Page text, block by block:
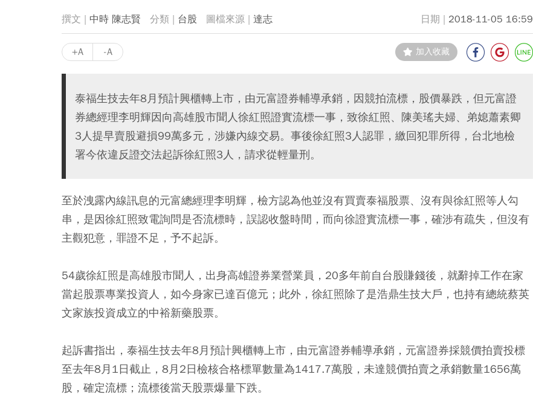
中時 陳志賢 台股 達志 2018-11-05 16:59
+A -A 加入收藏
泰福生技去年8月預計興櫃轉上市，由元富證券輔導承銷，因競拍流標，股價暴跌，但元富證
券總經理李明輝因向高雄股市聞人徐紅照證實流標一事，致徐紅照、陳美瑤夫婦、弟媳蕭素卿
3人提早賣股避損99萬多元，涉嫌內線交易。事後徐紅照3人認罪，繳回犯罪所得，台北地檢
署今依違反證交法起訴徐紅照3人，請求從輕量刑。
至於洩露內線訊息的元富總經理李明輝，檢方認為他並沒有買賣泰福股票、沒有與徐紅照等人勾
串，是因徐紅照致電詢問是否流標時，誤認收盤時間，而向徐證實流標一事，確涉有疏失，但沒有
主觀犯意，罪證不足，予不起訴。
54歲徐紅照是高雄股市聞人，出身高雄證券業營業員，20多年前自台股賺錢後，就辭掉工作在家
當起股票專業投資人，如今身家已達百億元；此外，徐紅照除了是浩鼎生技大戶，也持有總統蔡英
文家族投資成立的中裕新藥股票。
起訴書指出，泰福生技去年8月預計興櫃轉上市，由元富證券輔導承銷，元富證券採競價拍賣投標
至去年8月1日截止，8月2日檢核合格標單數量為1417.7萬股，未達競價拍賣之承銷數量1656萬
股，確定流標；流標後當天股票爆量下跌。